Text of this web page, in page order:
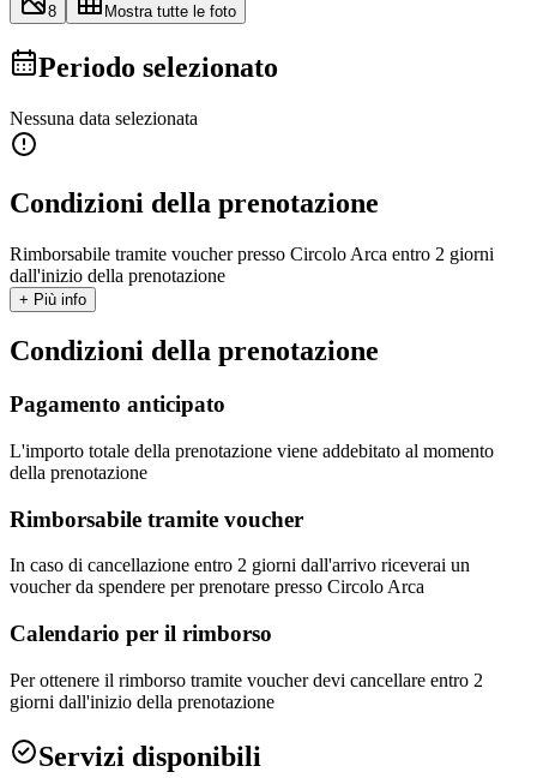
8 Mostra tutte le foto
Periodo selezionato
Nessuna data selezionata
Condizioni della prenotazione
Rimborsabile tramite voucher presso Circolo Arca entro 2 giorni
dall'inizio della prenotazione
+ Più info
Condizioni della prenotazione
Pagamento anticipato
L'importo totale della prenotazione viene addebitato al momento
della prenotazione
Rimborsabile tramite voucher
In caso di cancellazione entro 2 giorni dall'arrivo riceverai un
voucher da spendere per prenotare presso Circolo Arca
Calendario per il rimborso
Per ottenere il rimborso tramite voucher devi cancellare entro 2
giorni dall'inizio della prenotazione
Servizi disponibili